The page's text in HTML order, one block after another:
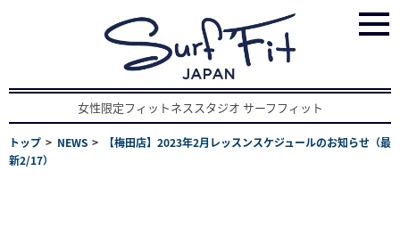
女性限定フィットネススタジオ サーフフィット
トップ NEWS
【梅田店】2023年2月レッスンスケジュールのお知らせ（最
新2/17）